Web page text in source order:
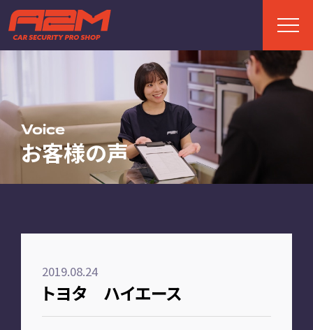
Voice
お客様の声
2019.08.24
トヨタ ハイエース
TOP
ABOUT
A2Mについて
FAQ
お客様の声